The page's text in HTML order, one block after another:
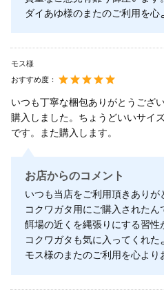
ダイあゆ様のまたのご利用を心
モス様
おすすめ度：
いつも丁寧な梱包ありがとうござ
購入しました。ちょうどいいサイ
です。また購入します。
お店からのコメント
いつも当店をご利用頂きありが
コクワガタ用にご購入されたん
餌場の近くを縄張りにする習性
コクワガタも気に入ってくれた
モス様のまたのご利用を心より